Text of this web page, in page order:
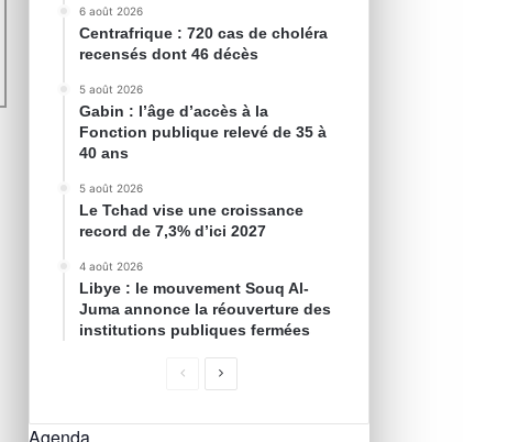
6 août 2026
Centrafrique : 720 cas de choléra
recensés dont 46 décès
5 août 2026
Gabin : l’âge d’accès à la
Fonction publique relevé de 35 à
40 ans
5 août 2026
Le Tchad vise une croissance
record de 7,3% d’ici 2027
4 août 2026
Libye : le mouvement Souq Al-
Juma annonce la réouverture des
institutions publiques fermées